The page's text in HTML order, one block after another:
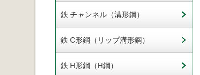
鉄 チャンネル（溝形鋼）
鉄 C形鋼（リップ溝形鋼）
鉄 H形鋼（H鋼）